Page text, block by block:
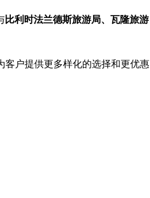
比利时法兰德斯旅游局、瓦隆旅游
客户提供更多样化的选择和更优惠